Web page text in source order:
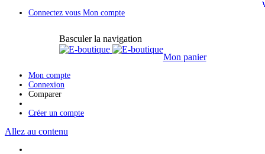
Connectez vous Mon compte
Basculer la navigation
Mon panier
Mon compte
Connexion
Comparer
Créer un compte
Allez au contenu